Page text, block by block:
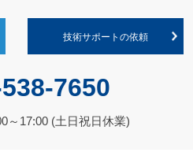
技術サポートの依頼
7650
17:00 (土日祝日休業)